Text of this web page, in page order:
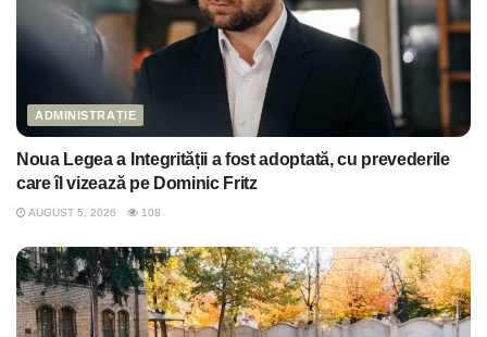
ADMINISTRAȚIE
Noua Legea a Integrității a fost adoptată, cu prevederile
care îl vizează pe Dominic Fritz
AUGUST 5, 2026 108